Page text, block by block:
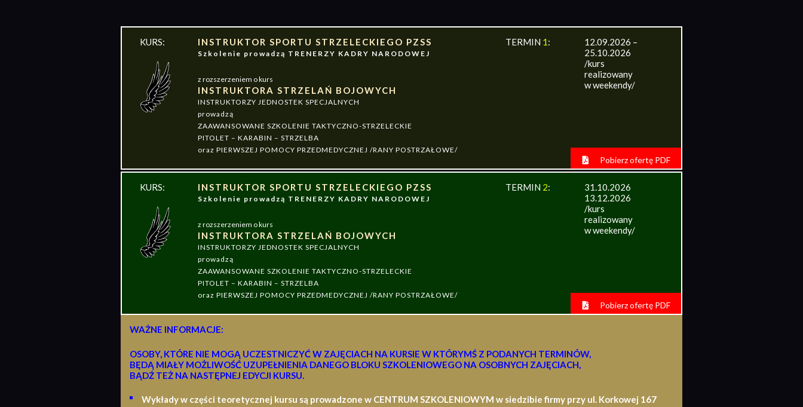
KURS: INSTRUKTOR SPORTU STRZELECKIEGO PZSS
Szkolenie prowadzą TRENERZY KADRY NARODOWEJ
z rozszerzeniem o kurs
INSTRUKTORA STRZELAŃ BOJOWYCH
INSTRUKTORZY JEDNOSTEK SPECJALNYCH
prowadzą
ZAAWANSOWANE SZKOLENIE TAKTYCZNO-STRZELECKIE
PITOLET – KARABIN – STRZELBA
oraz PIERWSZEJ POMOCY PRZEDMEDYCZNEJ /RANY POSTRZAŁOWE/
TERMIN 1:
12.09.2026 –
25.10.2026
/kurs
realizowany
w weekendy/
Pobierz ofertę PDF
KURS: INSTRUKTOR SPORTU STRZELECKIEGO PZSS
Szkolenie prowadzą TRENERZY KADRY NARODOWEJ
z rozszerzeniem o kurs
INSTRUKTORA STRZELAŃ BOJOWYCH
INSTRUKTORZY JEDNOSTEK SPECJALNYCH
prowadzą
ZAAWANSOWANE SZKOLENIE TAKTYCZNO-STRZELECKIE
PITOLET – KARABIN – STRZELBA
oraz PIERWSZEJ POMOCY PRZEDMEDYCZNEJ /RANY POSTRZAŁOWE/
TERMIN 2:
31.10.2026
13.12.2026
/kurs
realizowany
w weekendy/
Pobierz ofertę PDF
WAŻNE INFORMACJE:
OSOBY, KTÓRE NIE MOGĄ UCZESTNICZYĆ W ZAJĘCIACH NA KURSIE W KTÓRYMŚ Z PODANYCH TERMINÓW,
BĘDĄ MIAŁY MOŻLIWOŚĆ UZUPEŁNIENIA DANEGO BLOKU SZKOLENIOWEGO NA OSOBNYCH ZAJĘCIACH,
BĄDŹ TEŻ NA NASTĘPNEJ EDYCJI KURSU.
Wykłady w części teoretycznej kursu są prowadzone w CENTRUM SZKOLENIOWYM w siedzibie firmy przy ul. Korkowej 167